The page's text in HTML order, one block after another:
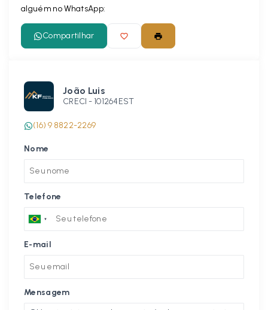
alguém no WhatsApp:
Compartilhar
João Luis
CRECI - 101264EST
(16) 9 8822-2269
Nome
Telefone
E-mail
Mensagem